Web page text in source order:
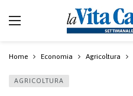
Home Economia Agricoltura
AGRICOLTURA